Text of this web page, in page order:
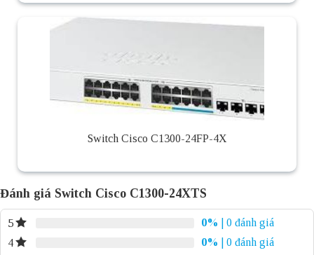
Switch Cisco C1300-24FP-4X
Đánh giá Switch Cisco C1300-24XTS
5 0%
| 0 đánh giá
4
0%
| 0 đánh giá